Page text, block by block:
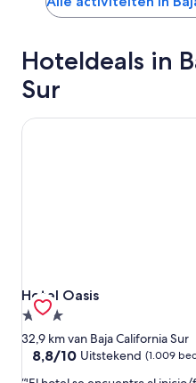
Hoteldeals in
Sur
Hotel Oasis
Hotel Oasis
3.0-
sterrenaccommodatie
32,9 km van Baja California Sur
8.8
8,8/10 Uitstekend (1.009
Hotel Oasis